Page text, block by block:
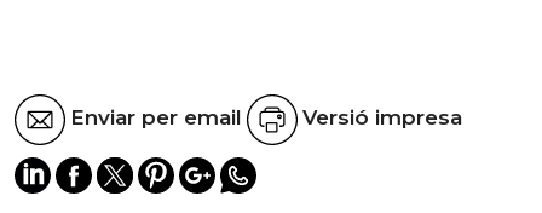
Enviar per email Versió impresa